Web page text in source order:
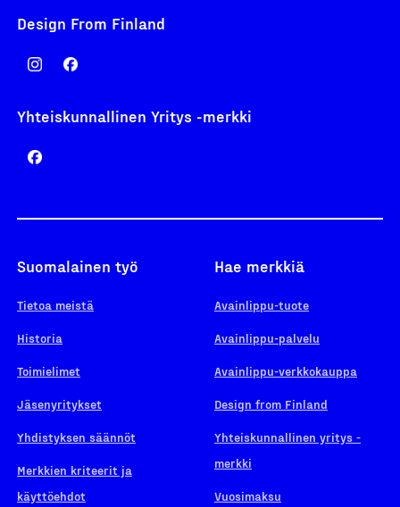
Design From Finland
Yhteiskunnallinen Yritys -merkki
Suomalainen työ
Tietoa meistä
Historia
Toimielimet
Jäsenyritykset
Yhdistyksen säännöt
Merkkien kriteerit ja
käyttöehdot
Hae merkkiä
Avainlippu-tuote
Avainlippu-palvelu
Avainlippu-verkkokauppa
Design from Finland
Yhteiskunnallinen yritys -
merkki
Vuosimaksu